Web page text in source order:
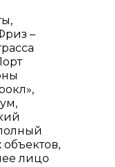
–
лицо